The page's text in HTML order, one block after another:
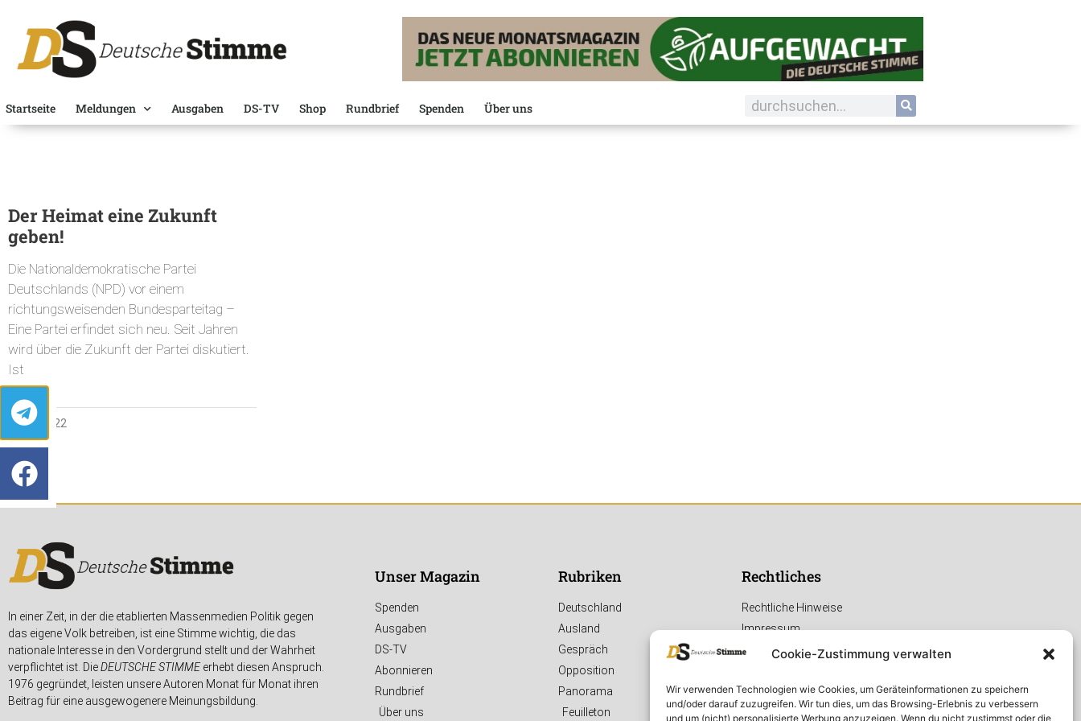
Cookie-Zustimmung verwalten
Wir verwenden Technologien wie Cookies, um Geräteinformationen zu speichern
und/oder darauf zuzugreifen. Wir tun dies, um das Browsing-Erlebnis zu verbessern
und um (nicht) personalisierte Werbung anzuzeigen. Wenn du nicht zustimmst oder die
Startseite Meldungen Ausgaben DS-TV Shop Rundbrief Spenden Über uns
Der Heimat eine Zukunft
geben!
Die Nationaldemokratische Partei
Deutschlands (NPD) vor einem
richtungsweisenden Bundesparteitag –
Eine Partei erfindet sich neu. Seit Jahren
wird über die Zukunft der Partei diskutiert.
Ist
4. MAI 2022
In einer Zeit, in der die etablierten Massenmedien Politik gegen
das eigene Volk betreiben, ist eine Stimme wichtig, die das
nationale Interesse in den Vordergrund stellt und der Wahrheit
verpflichtet ist. DieDEUTSCHE STIMMEerhebt diesen Anspruch.
1976 gegründet, leisten unsere Autoren Monat für Monat ihren
Beitrag für eine ausgewogenere Meinungsbildung.
Unser Magazin
Spenden
Ausgaben
DS-TV
Abonnieren
Rundbrief
Über uns
Rubriken
Deutschland
Ausland
Gespräch
Opposition
Panorama
Feuilleton
Rechtliches
Rechtliche Hinweise
Impressum
Datenschutzerklärung